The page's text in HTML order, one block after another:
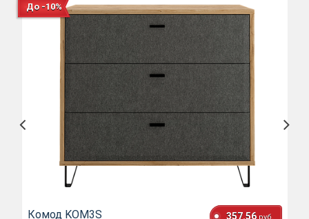
До -10%
Комод KOM3S 357.56 руб.